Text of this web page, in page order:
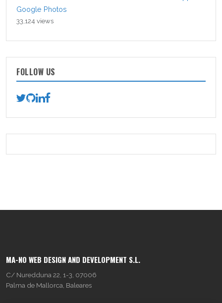
Google Photos
33,124 views
FOLLOW US
MA-NO WEB DESIGN AND DEVELOPMENT S.L.
C/ Nuredduna 22, 1-3, 07006
Palma de Mallorca, Baleares